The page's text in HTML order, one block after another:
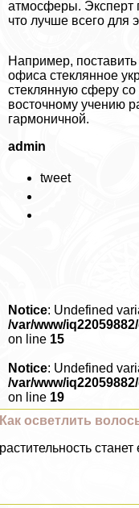
атмосферы. Эксперт
что лучше всего для
Например,
офиса стеклянное
стеклянную сферу
восточному учению
гармоничной.
admin
tweet
Notice: Undefined
/var/www/
on line 15
Notice: Undefined
/var/www/
on line 19
Как осветлить
растительность